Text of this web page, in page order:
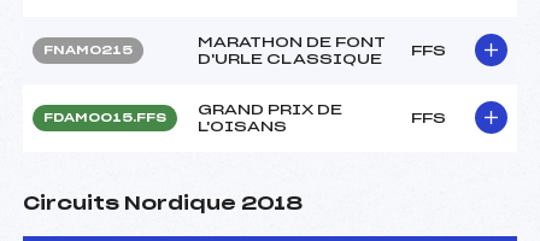
FNAM0215
MARATHON DE FONT
D'URLE CLASSIQUE
FFS
FDAM0015.FFS
GRAND PRIX DE
L'OISANS
FFS
Circuits Nordique 2018